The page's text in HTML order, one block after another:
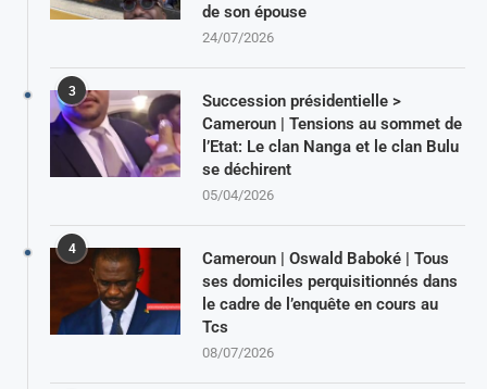
de son épouse
24/07/2026
3
Succession présidentielle >
Cameroun | Tensions au sommet de
l’Etat: Le clan Nanga et le clan Bulu
se déchirent
05/04/2026
4
Cameroun | Oswald Baboké | Tous
ses domiciles perquisitionnés dans
le cadre de l’enquête en cours au
Tcs
08/07/2026